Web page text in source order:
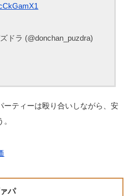
ドラ (@donchan_puzdra)
ーティーは殴り合いしながら、安
パ